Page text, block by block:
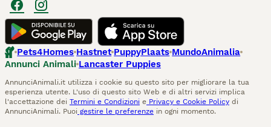
Pets4Homes Hastnet PuppyPlaats MundoAnimalia
Annunci Animali Lancaster Puppies
AnnunciAnimali.it utilizza i cookie su questo sito per migliorare la tua
esperienza utente. L'uso di questo sito Web e di altri servizi implica
l'accettazione dei Termini e Condizioni e Privacy e Cookie Policy di
AnnunciAnimali. Puoi gestire le preferenze in ogni momento.